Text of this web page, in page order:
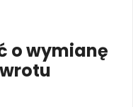
o wymianę